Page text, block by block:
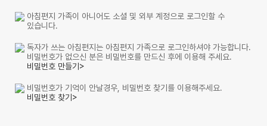
아침편지 가족이 아니어도 소셜 및 외부 계정으로 로그인할 수
있습니다.
독자가 쓰는 아침편지는 아침편지 가족으로 로그인하셔야 가능합니다.
비밀번호가 없으신 분은 비밀번호를 만드신 후에 이용해 주세요.
비밀번호 만들기>
비밀번호가 기억이 안날경우, 비밀번호 찾기를 이용해주세요.
비밀번호 찾기>